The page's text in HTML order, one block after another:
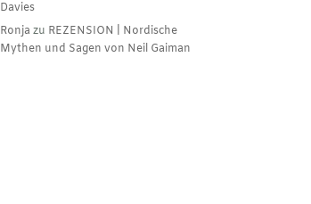
Davies
Ronja zu REZENSION | Nordische
Mythen und Sagen von Neil Gaiman